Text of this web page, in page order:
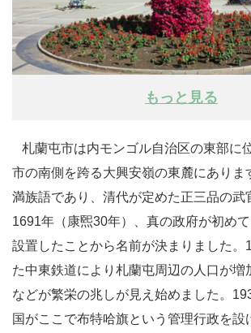
もっと見る
札蘭屯市は内モンゴル自治区の東部に
市の南側を跨る大興安嶺の東麓にありま
満族語であり、清代が定めた正三品の武
1691年（康煕30年）、真の政府が初め
設置したことから名前が決まりました。
た中東鉄道により札蘭屯周辺の人口が増
などが繁栄の兆しが見え始めました。
国がここで布特哈旗という管理行政を設